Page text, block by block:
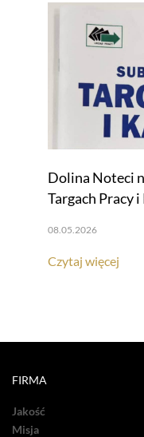
Dolina Noteci
Targach Pracy
08.05.2026
Czytaj więcej
FIRMA
Jakość
Misja